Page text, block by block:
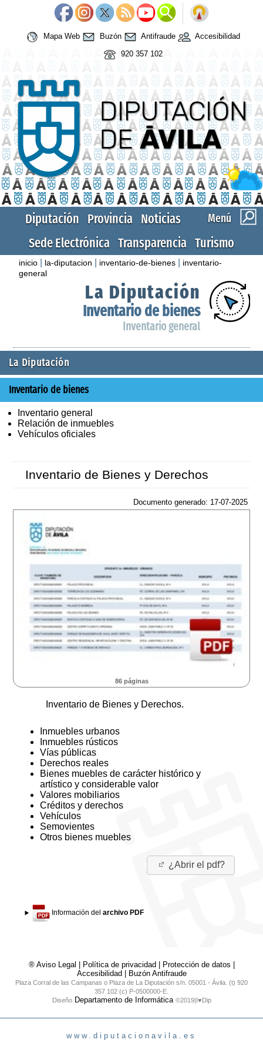
Mapa Web Buzón Antifraude
Accesibilidad
920 357 102
Menú
Diputación Provincia Noticias
Sede Electrónica Transparencia Turismo
inicio la-diputacion inventario-de-bienes
inventario-
general
La Diputación
Inventario de bienes
Inventario general
La Diputación
Inventario de bienes
Inventario general
Relación de inmuebles
Vehículos oficiales
Inventario de Bienes y Derechos
Documento generado: 17-07-2025
86 páginas
Inventario de Bienes y Derechos.
Inmuebles urbanos
Inmuebles rústicos
Vías públicas
Derechos reales
Bienes muebles de carácter histórico y
artístico y considerable valor
Valores mobiliarios
Créditos y derechos
Vehículos
Semovientes
Otros bienes muebles
¿Abrir el pdf?
Información delarchivo PDF
® Aviso Legal Política de privacidad Protección de datos
Accesibilidad
Buzón Antifraude
Plaza Corral de las Campanas o Plaza de La Diputación s/n. 05001 - Ávila. (t) 920
357 102 (c) P-0500000-E.
DiseñoDepartamento de Informática ©2019|I♥Dip
www.diputacionavila.es